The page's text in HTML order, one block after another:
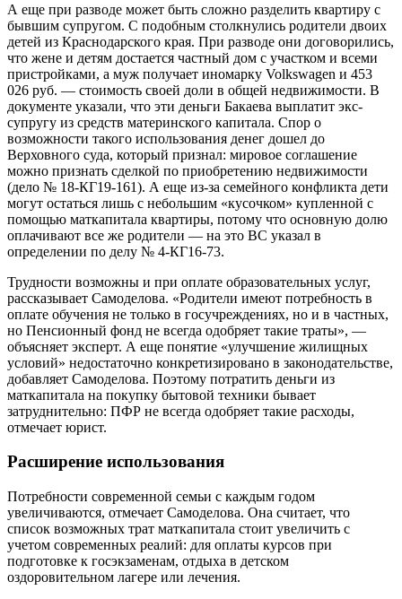
А еще при разводе может быть сложно разделить квартиру с
бывшим супругом. С подобным столкнулись родители двоих
детей из Краснодарского края. При разводе они договорились,
что жене и детям достается частный дом с участком и всеми
пристройками, а муж получает иномарку Volkswagen и 453
026 руб. — стоимость своей доли в общей недвижимости. В
документе указали, что эти деньги Бакаева выплатит экс-
супругу из средств материнского капитала. Спор о
возможности такого использования денег дошел до
Верховного суда, который признал: мировое соглашение
можно признать сделкой по приобретению недвижимости
(дело № 18-КГ19-161). А еще из-за семейного конфликта дети
могут остаться лишь с небольшим «кусочком» купленной с
помощью маткапитала квартиры, потому что основную долю
оплачивают все же родители — на это ВС указал в
определении по делу № 4-КГ16-73.
Трудности возможны и при оплате образовательных услуг,
рассказывает Самоделова. «Родители имеют потребность в
оплате обучения не только в госучреждениях, но и в частных,
но Пенсионный фонд не всегда одобряет такие траты», —
объясняет эксперт. А еще понятие «улучшение жилищных
условий» недостаточно конкретизировано в законодательстве,
добавляет Самоделова. Поэтому потратить деньги из
маткапитала на покупку бытовой техники бывает
затруднительно: ПФР не всегда одобряет такие расходы,
отмечает юрист.
Расширение использования
Потребности современной семьи с каждым годом
увеличиваются, отмечает Самоделова. Она считает, что
список возможных трат маткапитала стоит увеличить с
учетом современных реалий: для оплаты курсов при
подготовке к госэкзаменам, отдыха в детском
оздоровительном лагере или лечения.